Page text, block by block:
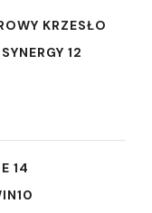
KRZESŁO
12
14